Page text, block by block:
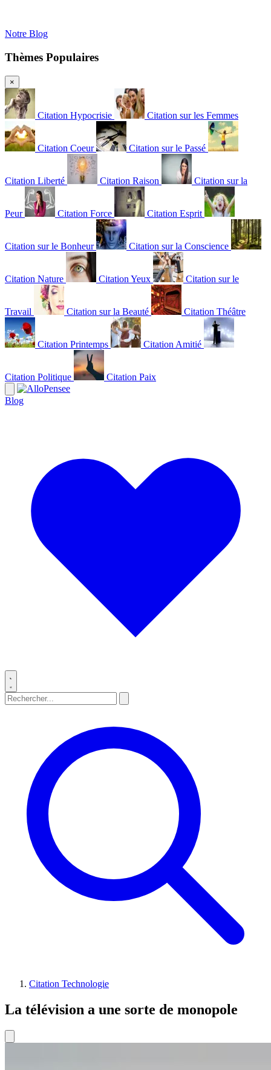
Notre Blog
Thèmes Populaires
×
Citation Hypocrisie Citation sur les Femmes
Citation Coeur Citation sur le Passé
Citation Liberté Citation Raison Citation sur la
Peur Citation Force Citation Esprit
Citation sur le Bonheur Citation sur la Conscience
Citation Nature Citation Yeux Citation sur le
Travail Citation sur la Beauté Citation Théâtre
Citation Printemps Citation Amitié
Citation Politique Citation Paix
Blog
Citation Technologie
La télévision a une sorte de monopole